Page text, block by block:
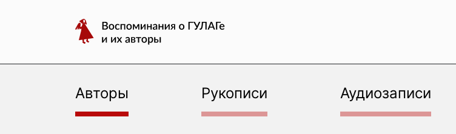
Воспоминания
о
и
авторы
Авторы Рукописи Аудиозаписи